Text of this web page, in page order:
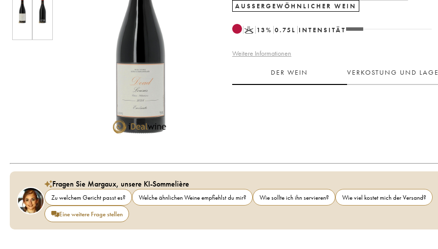
AUSSERGEWÖHNLICHER WEIN
K 13% 0.75 L INTENSITÄT
Weitere Informationen
DER WEIN VERKOSTUNG UND
Fragen Sie Margaux, unsere KI-Sommelière
Zu welchem Gericht passt es? Welche ähnlichen Weine empfiehlst du mir? Wie sollte ich ihn servieren?
Wie viel kostet mich der Versand?
Eine weitere Frage stellen